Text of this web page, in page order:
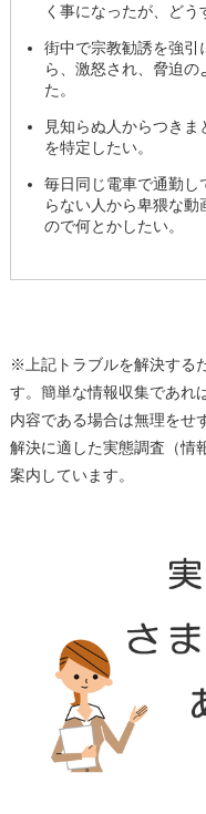
く事になったが、どう
街中で宗教勧誘を強引
ら、激怒され、脅迫
た。
見知らぬ人からつき
を特定したい。
毎日同じ電車で通勤し
らない人から卑猥な
ので何とかしたい。
※上記トラブルを解決する
す。簡単な情報収集であれ
内容である場合は無理をせ
解決に適した実態調査（情
案内しています。